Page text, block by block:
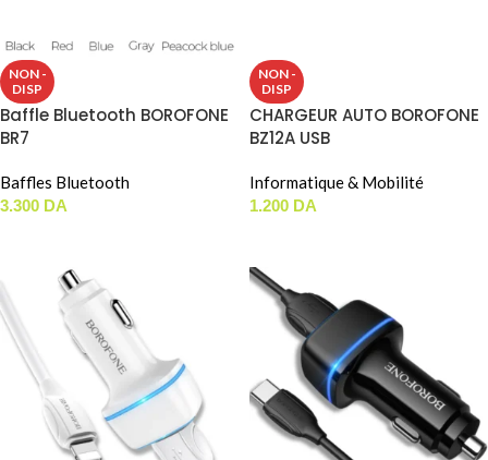
NON -
DISP
Baffle Bluetooth BOROFONE
BR7
Baffles Bluetooth
3.300 DA
NON -
DISP
CHARGEUR AUTO BOROFONE
BZ12A USB
Informatique & Mobilité
1.200 DA